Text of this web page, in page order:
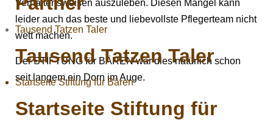
Tausend Tatzen Taler
Tausend Tatzen Taler
Startseite Stiftung für Bären
Startseite Stiftung für
Verhaltensweisen auszuleben. Diesen Mangel kann
leider auch das beste und liebevollste Pflegerteam nicht
wett machen.
Der STIFTUNG für BÄREN war dies natürlich schon
seit langem ein Dorn im Auge.